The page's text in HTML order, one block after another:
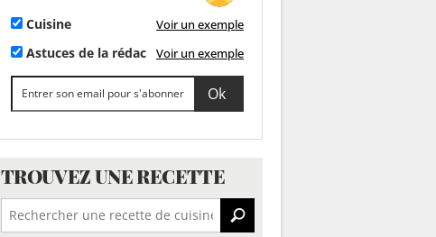
Cuisine Voir un exemple
Astuces de la rédac Voir un exemple
TROUVEZ UNE RECETTE